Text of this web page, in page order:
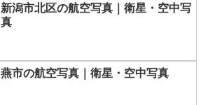
新潟市北区の航空写真｜衛星・空中写
真
燕市の航空写真｜衛星・空中写真